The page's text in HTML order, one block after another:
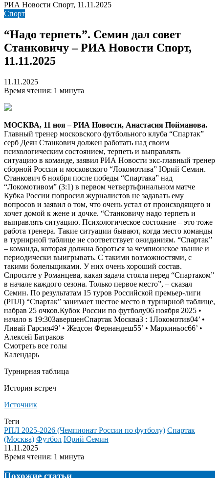
РИА Новости Спорт, 11.11.2025
Спорт
“Надо терпеть”. Семин дал совет
Станковичу – РИА Новости Спорт,
11.11.2025
11.11.2025
Время чтения: 1 минута
МОСКВА, 11 ноя – РИА Новости, Анастасия Пойманова.
Главный тренер московского футбольного клуба “Спартак”
серб Деян Станкович должен работать над своим
психологическим состоянием, терпеть и выправлять
ситуацию в команде, заявил РИА Новости экс-главный тренер
сборной России и московского “Локомотива” Юрий Семин.
Станкович 6 ноября после победы “Спартака” над
“Локомотивом” (3:1) в первом четвертьфинальном матче
Кубка России попросил журналистов не задавать ему
вопросов и заявил о том, что очень устал от происходящего и
хочет домой к жене и дочке. “Станковичу надо терпеть и
выправлять ситуацию. Психологическое состояние – это тоже
работа тренера. Такие ситуации бывают, когда место команды
в турнирной таблице не соответствует ожиданиям. “Спартак”
– команда, которая должна бороться за чемпионское звание и
периодически выигрывать. С такими возможностями, с
такими болельщиками. У них очень хороший состав.
Спросите у Романцева, какая задача стояла перед “Спартаком”
в начале каждого сезона. Только первое место”, – сказал
Семин. По результатам 15 туров Российской премьер-лиги
(РПЛ) “Спартак” занимает шестое место в турнирной таблице,
набрав 25 очков.Кубок России по футболу06 ноября 2025 •
начало в 19:30ЗавершенСпартак Москва3 : 1Локомотив04‎’‎ •
Ливай Гарсия49‎’‎ • Жедсон Фернандеш55‎’‎ • Маркиньос66‎’‎ •
Алексей Батраков
Смотреть все голы
Календарь
Турнирная таблица
История встреч
Источник
Теги
РПЛ 2025-2026 (Чемпионат России по футболу) Спартак
(Москва) Футбол Юрий Семин
11.11.2025
Время чтения: 1 минута
Похожие статьи